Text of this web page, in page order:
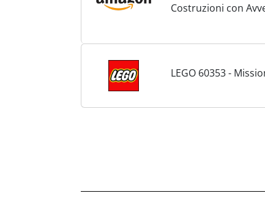
Costruzioni con
LEGO 60353 -